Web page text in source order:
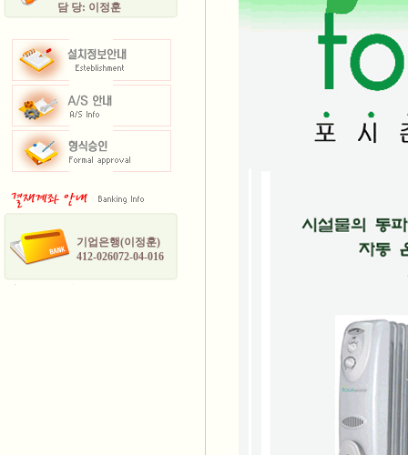
담 당: 이정훈
기업은행(이정훈)
412-026072-04-016